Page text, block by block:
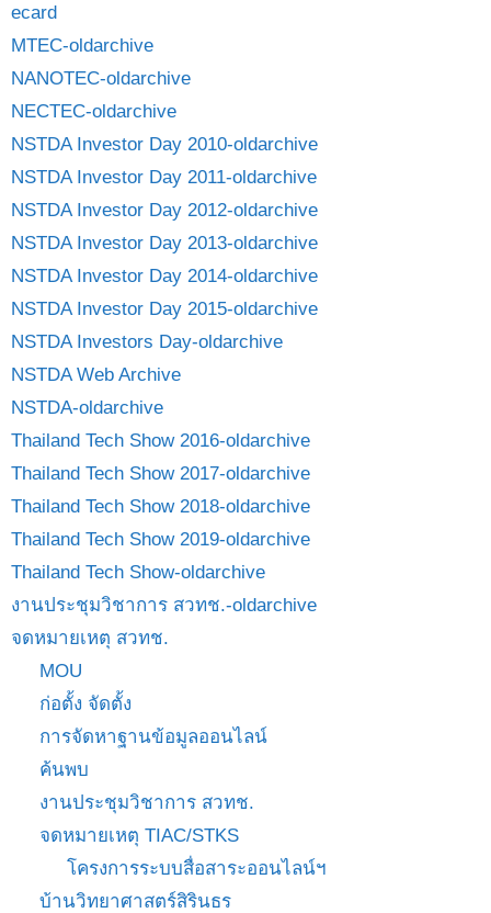
ecard
MTEC-oldarchive
NANOTEC-oldarchive
NECTEC-oldarchive
NSTDA Investor Day 2010-oldarchive
NSTDA Investor Day 2011-oldarchive
NSTDA Investor Day 2012-oldarchive
NSTDA Investor Day 2013-oldarchive
NSTDA Investor Day 2014-oldarchive
NSTDA Investor Day 2015-oldarchive
NSTDA Investors Day-oldarchive
NSTDA Web Archive
NSTDA-oldarchive
Thailand Tech Show 2016-oldarchive
Thailand Tech Show 2017-oldarchive
Thailand Tech Show 2018-oldarchive
Thailand Tech Show 2019-oldarchive
Thailand Tech Show-oldarchive
งานประชุมวิชาการ สวทช.-oldarchive
จดหมายเหตุ สวทช.
MOU
ก่อตั้ง จัดตั้ง
การจัดหาฐานข้อมูลออนไลน์
ค้นพบ
งานประชุมวิชาการ สวทช.
จดหมายเหตุ TIAC/STKS
โครงการระบบสื่อสาระออนไลน์ฯ
บ้านวิทยาศาสตร์สิรินธร